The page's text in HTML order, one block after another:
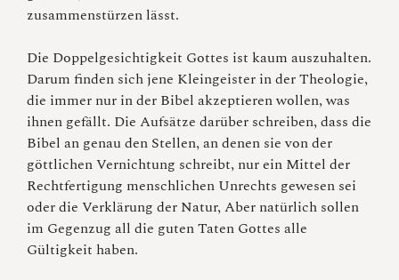
zusammenstürzen lässt.
Die Doppelgesichtigkeit Gottes ist kaum auszuhalten.
Darum finden sich jene Kleingeister in der Theologie,
die immer nur in der Bibel akzeptieren wollen, was
ihnen gefällt. Die Aufsätze darüber schreiben, dass die
Bibel an genau den Stellen, an denen sie von der
göttlichen Vernichtung schreibt, nur ein Mittel der
Rechtfertigung menschlichen Unrechts gewesen sei
oder die Verklärung der Natur, Aber natürlich sollen
im Gegenzug all die guten Taten Gottes alle
Gültigkeit haben.